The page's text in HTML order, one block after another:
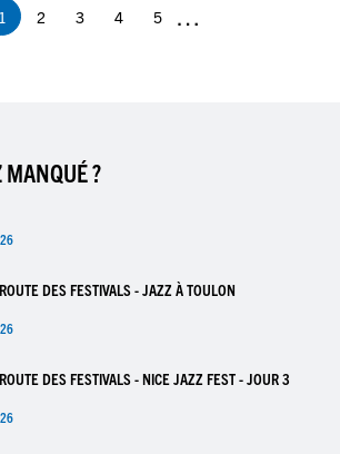
Page
1 Page
2 Page
3 Page
4 Page
5 …
MANQUÉ ?
DES FESTIVALS - JAZZ À TOULON
DES FESTIVALS - NICE JAZZ FEST - JOUR 3